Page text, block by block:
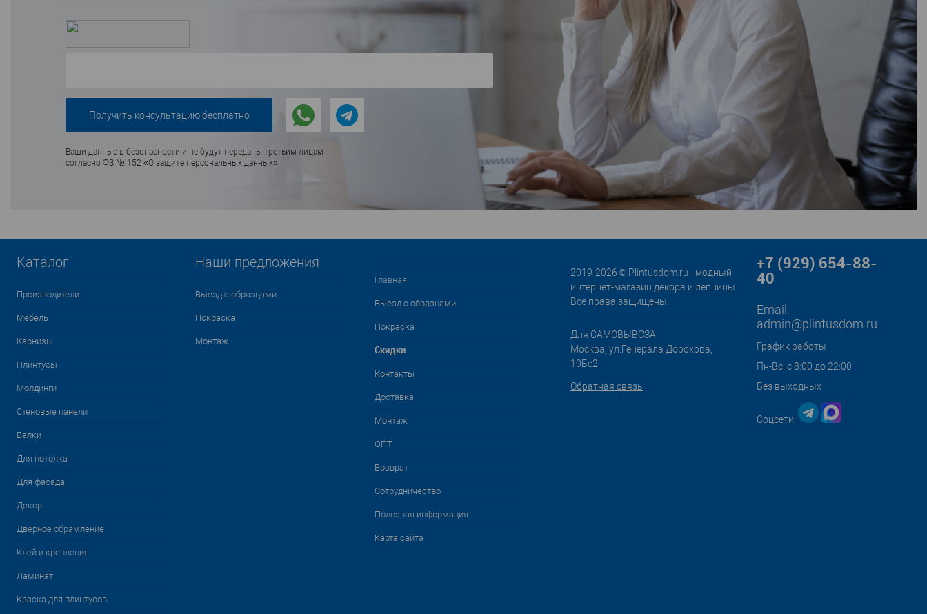
Ваши данные в безопасности и не будут переданы третьим лицам
согласно ФЗ № 152 «О защите персональных данных»
Каталог
Производители
Мебель
Карнизы
Плинтусы
Молдинги
Стеновые панели
Балки
Для потолка
Для фасада
Декор
Дверное обрамление
Клей и крепления
Ламинат
Краска для плинтусов
Наши предложения
Выезд с образцами
Покраска
Монтаж
Главная
Выезд с образцами
Покраска
Cкидки
Контакты
Доставка
Монтаж
ОПТ
Возврат
Сотрудничество
Полезная информация
Карта сайта
2019-2026 © Plintusdom.ru - модный
интернет-магазин декора и лепнины.
Все права защищены.
Для САМОВЫВОЗА:
Москва, ул.Генерала Дорохова,
10Бс2
Обратная связь
+7 (929) 654-88-
40
Email:
admin@plintusdom.ru
График работы
Пн-Вс: с 8:00 до 22:00
Без выходных
Соцсети: